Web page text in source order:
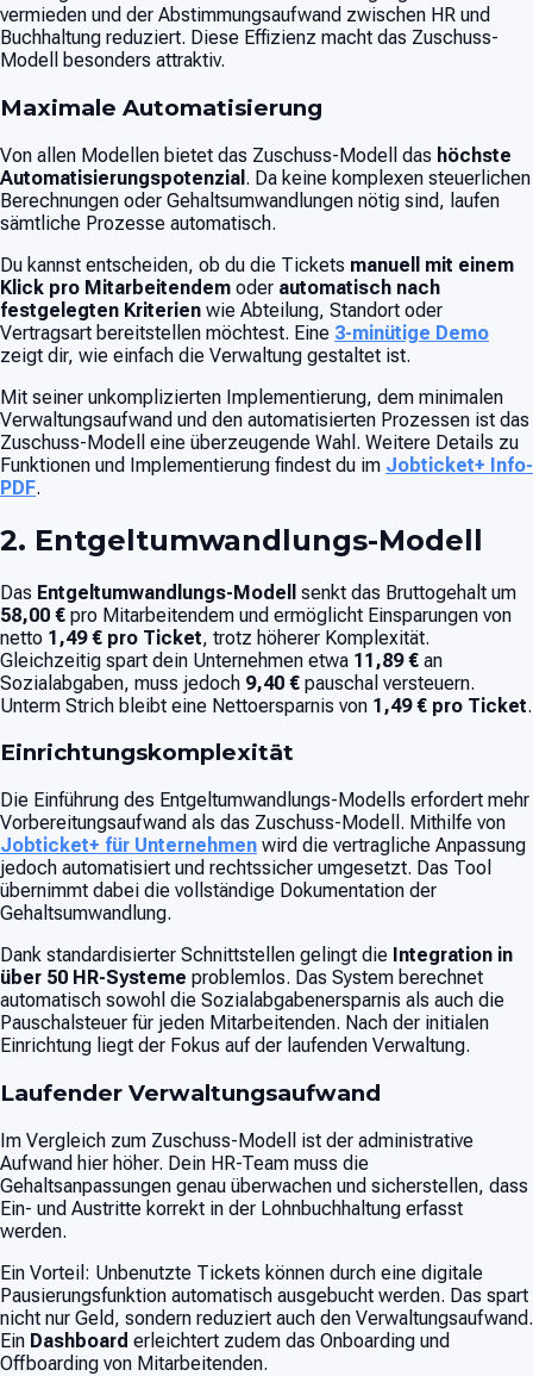
vermieden und der Abstimmungsaufwand zwischen HR und
Buchhaltung reduziert. Diese Effizienz macht das Zuschuss-
Modell besonders attraktiv.
Maximale Automatisierung
Von allen Modellen bietet das Zuschuss-Modell das höchste
Automatisierungspotenzial . Da keine komplexen steuerlichen
Berechnungen oder Gehaltsumwandlungen nötig sind, laufen
sämtliche Prozesse automatisch.
Du kannst entscheiden, ob du die Tickets manuell mit einem
Klick pro Mitarbeitendem oder automatisch nach
festgelegten Kriterien wie Abteilung, Standort oder
Vertragsart bereitstellen möchtest. Eine 3-minütige Demo
zeigt dir, wie einfach die Verwaltung gestaltet ist.
Mit seiner unkomplizierten Implementierung, dem minimalen
Verwaltungsaufwand und den automatisierten Prozessen ist das
Zuschuss-Modell eine überzeugende Wahl. Weitere Details zu
Funktionen und Implementierung findest du im Jobticket+ Info-
PDF.
2. Entgeltumwandlungs-Modell
Das Entgeltumwandlungs-Modell
senkt das Bruttogehalt um
58,00 € pro Mitarbeitendem und ermöglicht Einsparungen von
netto 1,49 € pro Ticket, trotz höherer Komplexität.
Gleichzeitig spart dein Unternehmen etwa 11,89 € an
Sozialabgaben, muss jedoch 9,40 € pauschal versteuern.
Unterm Strich bleibt eine Nettoersparnis von 1,49 € pro Ticket.
Einrichtungskomplexität
Die Einführung des Entgeltumwandlungs-Modells erfordert mehr
Vorbereitungsaufwand als das Zuschuss-Modell. Mithilfe von
Jobticket+ für Unternehmen wird die vertragliche Anpassung
jedoch automatisiert und rechtssicher umgesetzt. Das Tool
übernimmt dabei die vollständige Dokumentation der
Gehaltsumwandlung.
Dank standardisierter Schnittstellen gelingt die Integration in
über 50 HR-Systeme problemlos. Das System berechnet
automatisch sowohl die Sozialabgabenersparnis als auch die
Pauschalsteuer für jeden Mitarbeitenden. Nach der initialen
Einrichtung liegt der Fokus auf der laufenden Verwaltung.
Laufender Verwaltungsaufwand
Im Vergleich zum Zuschuss-Modell ist der administrative
Aufwand hier höher. Dein HR-Team muss die
Gehaltsanpassungen genau überwachen und sicherstellen, dass
Ein- und Austritte korrekt in der Lohnbuchhaltung erfasst
werden.
Ein Vorteil: Unbenutzte Tickets können durch eine digitale
Pausierungsfunktion automatisch ausgebucht werden. Das spart
nicht nur Geld, sondern reduziert auch den Verwaltungsaufwand.
Ein Dashboard erleichtert zudem das Onboarding und
Offboarding von Mitarbeitenden.